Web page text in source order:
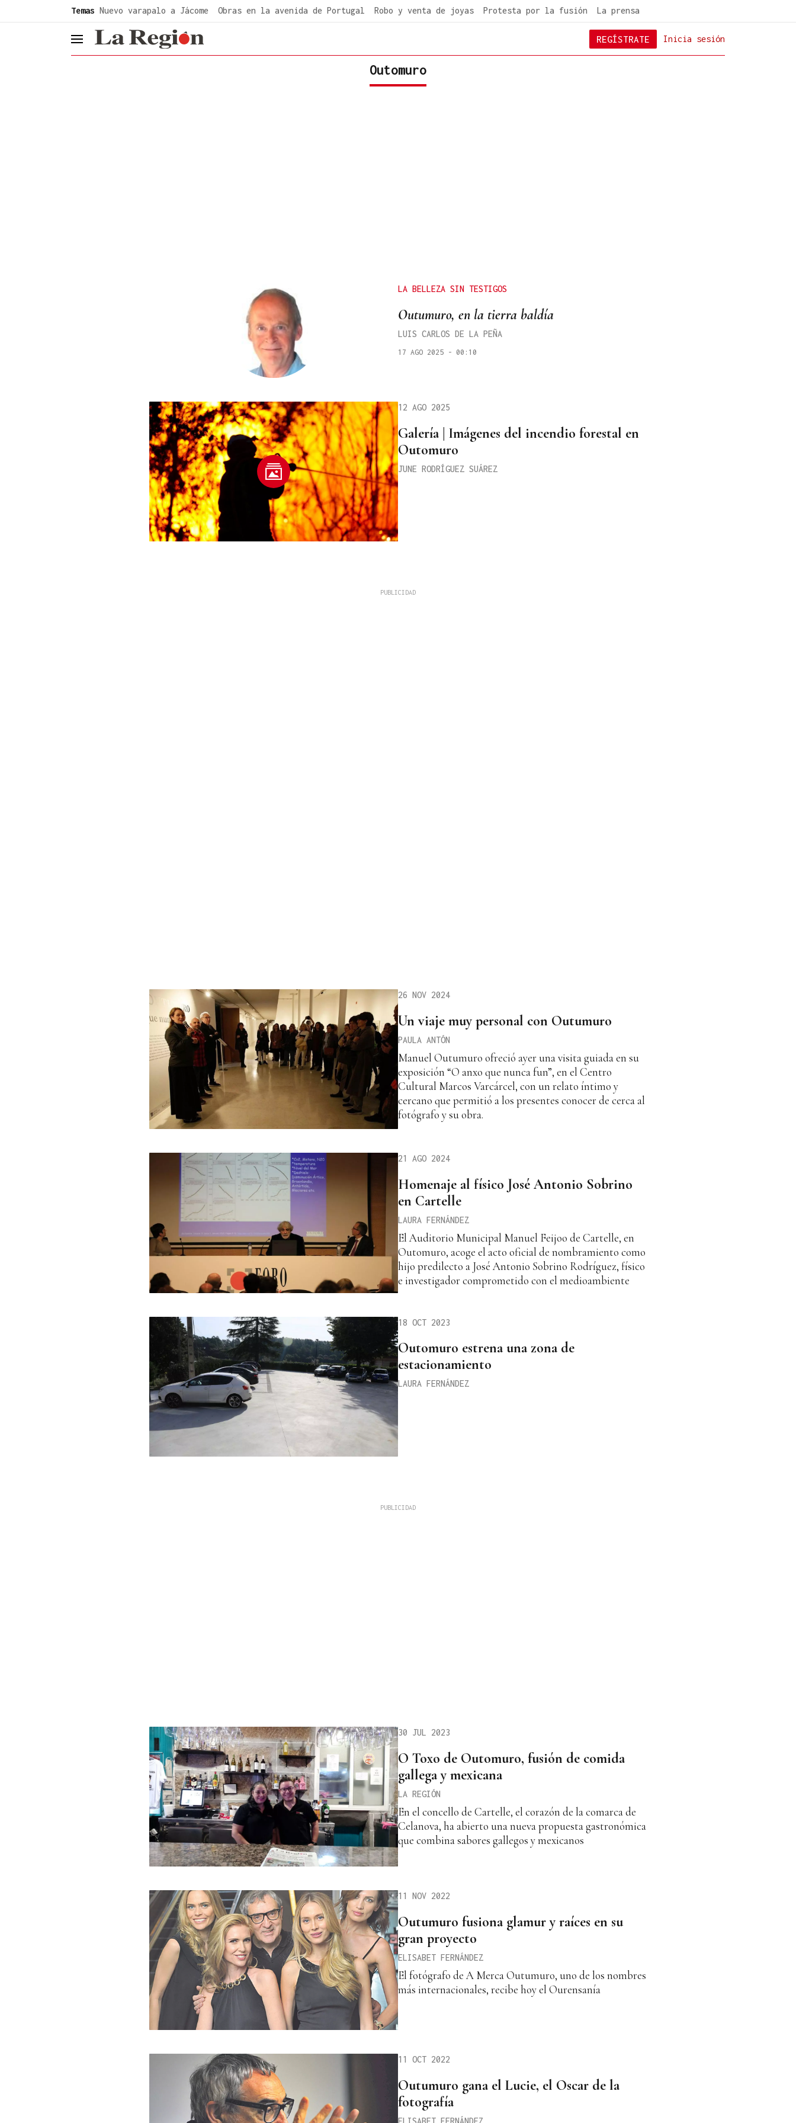
Temas Nuevo varapalo a Jácome Obras en la avenida de Portugal Robo y venta de joyas Protesta por la fusión La prensa
header.menu.open Inicia sesión
REGÍSTRATE
Outomuro
LA BELLEZA SIN TESTIGOS
Outumuro, en la tierra baldía
LUIS CARLOS DE LA PEÑA
17 AGO 2025 - 00:10
12 AGO 2025
Galería | Imágenes del incendio forestal en
Outomuro
JUNE RODRÍGUEZ SUÁREZ
26 NOV 2024
Un viaje muy personal con Outumuro
PAULA ANTÓN
Manuel Outumuro ofreció ayer una visita guiada en su
exposición “O anxo que nunca fun”, en el Centro
Cultural Marcos Varcárcel, con un relato íntimo y
cercano que permitió a los presentes conocer de cerca al
fotógrafo y su obra.
21 AGO 2024
Homenaje al físico José Antonio Sobrino
en Cartelle
LAURA FERNÁNDEZ
El Auditorio Municipal Manuel Feijoo de Cartelle, en
Outomuro, acoge el acto oficial de nombramiento como
hijo predilecto a José Antonio Sobrino Rodríguez, físico
e investigador comprometido con el medioambiente
18 OCT 2023
Outomuro estrena una zona de
estacionamiento
LAURA FERNÁNDEZ
30 JUL 2023
O Toxo de Outomuro, fusión de comida
gallega y mexicana
LA REGIÓN
En el concello de Cartelle, el corazón de la comarca de
Celanova, ha abierto una nueva propuesta gastronómica
que combina sabores gallegos y mexicanos
11 NOV 2022
Outumuro fusiona glamur y raíces en su
gran proyecto
ELISABET FERNÁNDEZ
El fotógrafo de A Merca Outumuro, uno de los nombres
más internacionales, recibe hoy el Ourensanía
11 OCT 2022
Outumuro gana el Lucie, el Oscar de la
fotografía